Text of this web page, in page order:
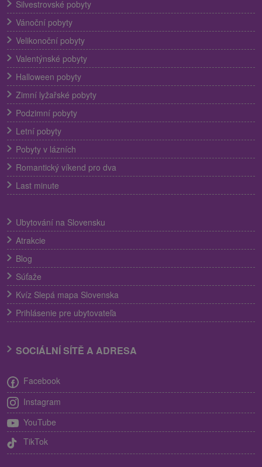
Silvestrovské pobyty
Vánoční pobyty
Velikonoční pobyty
Valentýnské pobyty
Halloween pobyty
Zimní lyžařské pobyty
Podzimní pobyty
Letní pobyty
Pobyty v lázních
Romantický víkend pro dva
Last minute
Ubytování na Slovensku
Atrakcie
Blog
Súťaže
Kvíz Slepá mapa Slovenska
Prihlásenie pre ubytovateľa
SOCIÁLNÍ SÍTĚ A ADRESA
Facebook
Instagram
YouTube
TikTok